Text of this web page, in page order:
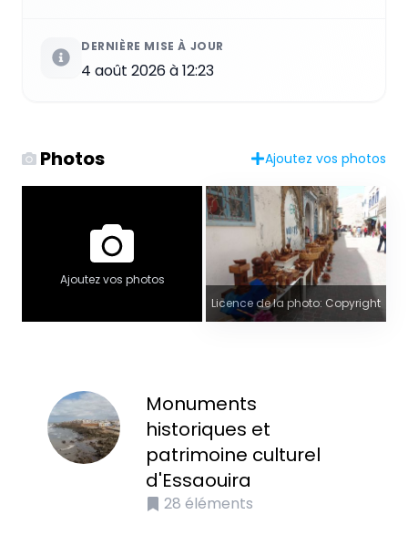
DERNIÈRE MISE À JOUR
4 août 2026 à 12:23
Photos Ajoutez vos photos
Ajoutez vos photos
Licence de la photo: Copyright
Monuments
historiques et
patrimoine culturel
d'Essaouira
28 éléments